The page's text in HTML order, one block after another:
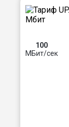
100
МБит/сек